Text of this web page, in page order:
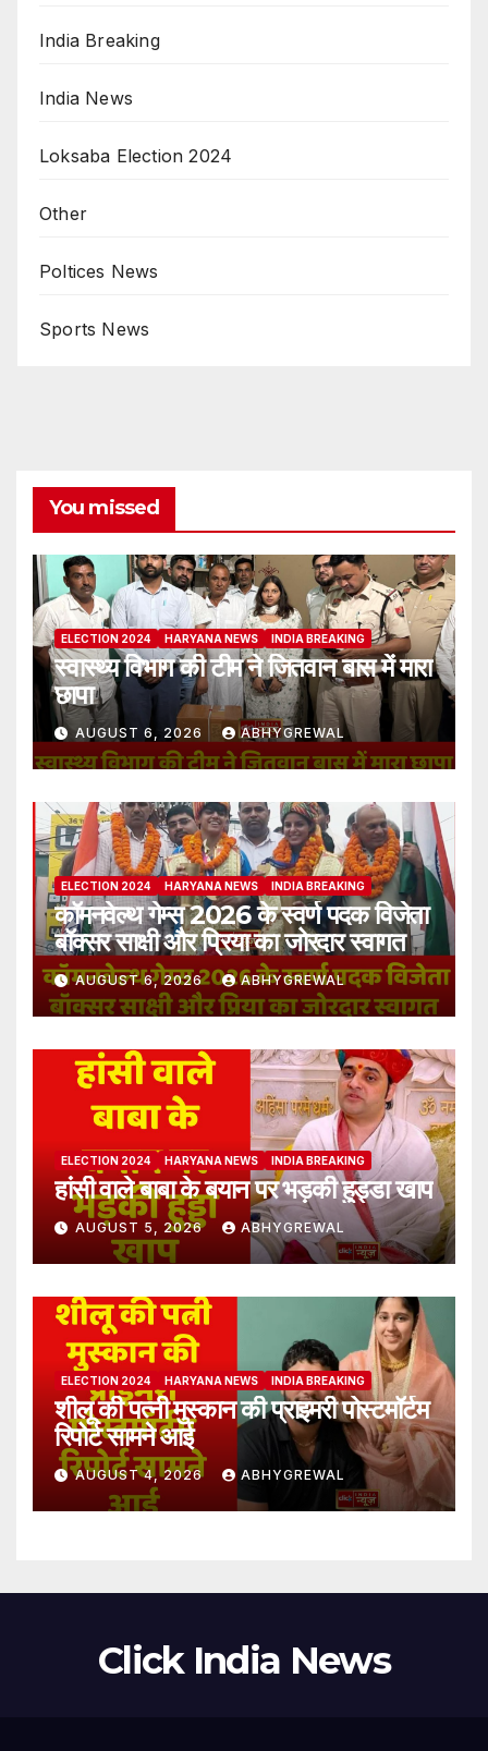
India Breaking
India News
Loksaba Election 2024
Other
Poltices News
Sports News
You missed
ELECTION 2024 HARYANA NEWS INDIA BREAKING
स्वास्थ्य विभाग की टीम ने जितवान बास में मारा
छापा
AUGUST 6, 2026 ABHYGREWAL
ELECTION 2024 HARYANA NEWS INDIA BREAKING
कॉमनवेल्थ गेम्स 2026 के स्वर्ण पदक विजेता
बॉक्सर साक्षी और प्रिया का जोरदार स्वागत
AUGUST 6, 2026 ABHYGREWAL
ELECTION 2024 HARYANA NEWS INDIA BREAKING
हांसी वाले बाबा के बयान पर भड़की हुड्डा खाप
AUGUST 5, 2026 ABHYGREWAL
ELECTION 2024 HARYANA NEWS INDIA BREAKING
शीलू की पत्नी मुस्कान की प्राइमरी पोस्टमॉर्टम
रिपोर्ट सामने आई
AUGUST 4, 2026 ABHYGREWAL
Click India News